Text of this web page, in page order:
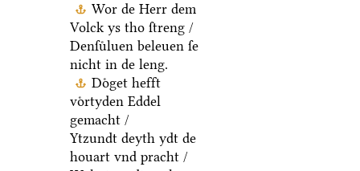
Wor de Herr dem
Volck ys tho ſtreng /
Denſuͤluen beleuen ſe
nicht in de leng.
Doͤget hefft
voͤrtyden Eddel
gemacht /
Ytzundt deyth ydt de
houart vnd pracht /